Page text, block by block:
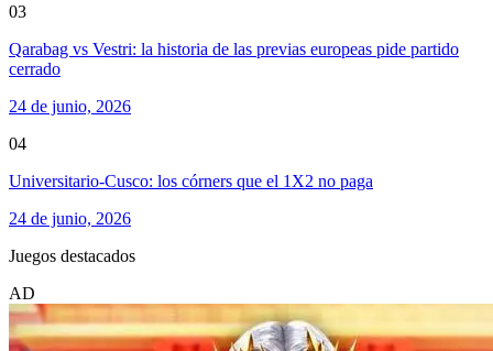
03
Qarabag vs Vestri: la historia de las previas europeas pide partido
cerrado
24 de junio, 2026
04
Universitario-Cusco: los córners que el 1X2 no paga
24 de junio, 2026
Juegos destacados
AD